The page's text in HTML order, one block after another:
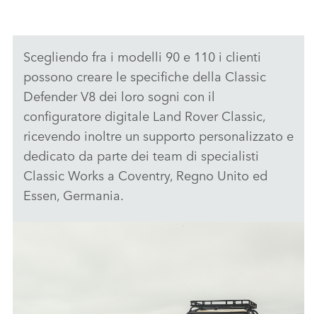
Scegliendo fra i modelli 90 e 110 i clienti
possono creare le specifiche della Classic
Defender V8 dei loro sogni con il
configuratore digitale Land Rover Classic,
ricevendo inoltre un supporto personalizzato e
dedicato da parte dei team di specialisti
Classic Works a Coventry, Regno Unito ed
Essen, Germania.